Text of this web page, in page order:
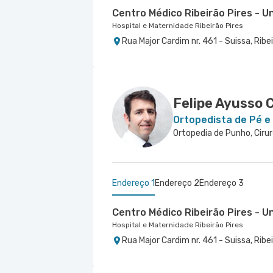
Centro Médico Ribeirão Pires -
Hospital e Maternidade Ribeirão Pires
Rua Major Cardim nr. 461 - Suissa,
Felipe Ayusso
Ortopedista de Pé e
Ortopedia de Punho,
Endereço 1 Endereço 2Endereço 3
Centro Médico Ribeirão Pires -
Hospital e Maternidade Ribeirão Pires
Rua Major Cardim nr. 461 - Suissa,